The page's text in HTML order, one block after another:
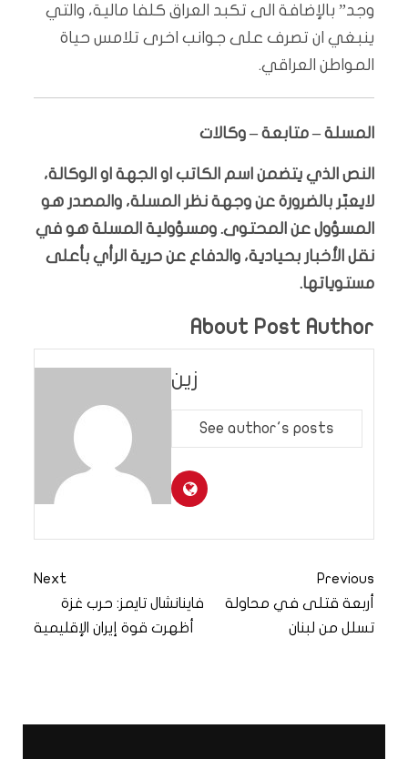
وجد” بالإضافة الى تكبد العراق كلفا مالية، والتي
ينبغي ان تصرف على جوانب اخرى تلامس حياة
المواطن العراقي.
المسلة – متابعة – وكالات
النص الذي يتضمن اسم الكاتب او الجهة او الوكالة،
لايعبّر بالضرورة عن وجهة نظر المسلة، والمصدر هو
المسؤول عن المحتوى. ومسؤولية المسلة هو في
نقل الأخبار بحيادية، والدفاع عن حرية الرأي بأعلى
مستوياتها.
About Post Author
زين
See author's posts
Previous
أربعة قتلى في محاولة
تسلل من لبنان
Next
فاينانشال تايمز: حرب غزة
أظهرت قوة إيران الإقليمية